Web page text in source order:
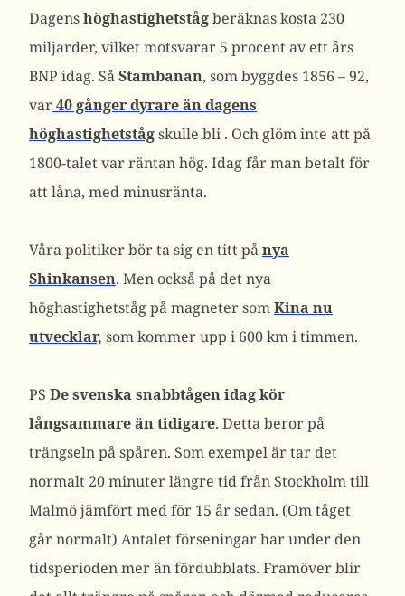
Dagenshöghastighetstågberäknas kosta 230
miljarder, vilket motsvarar 5 procent av ett års
BNP idag. SåStambanan, som byggdes 1856 – 92,
var40 gånger dyrare än dagens
höghastighetstågskulle bli . Och glöm inte att på
1800-talet var räntan hög. Idag får man betalt för
att låna, med minusränta.
Våra politiker bör ta sig en titt pånya
Shinkansen. Men också på det nya
höghastighetståg på magneter somKina nu
utvecklar, som kommer upp i 600 km i timmen.
PS De svenska snabbtågen idag kör
långsammare än tidigare. Detta beror på
trängseln på spåren. Som exempel är tar det
normalt 20 minuter längre tid från Stockholm till
Malmö jämfört med för 15 år sedan. (Om tåget
går normalt) Antalet förseningar har under den
tidsperioden mer än fördubblats. Framöver blir